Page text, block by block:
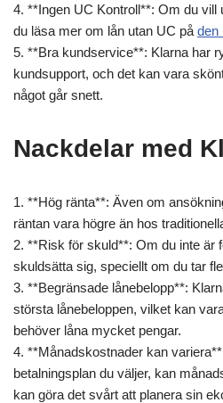
4. **Ingen UC Kontroll**: Om du vill
du läsa mer om lån utan UC på den
5. **Bra kundservice**: Klarna har
kundsupport, och det kan vara
något går snett.
Nackdelar med
1. **Hög ränta**: Även om
räntan vara högre än hos
2. **Risk för skuld**: Om du inte är
skuldsätta sig, speciellt om du tar
3. **Begränsade lånebelopp**:
största lånebeloppen, vilket kan
behöver låna mycket pengar.
4. **Månadskostnader kan
betalningsplan du väljer, kan
kan göra det svårt att planera sin